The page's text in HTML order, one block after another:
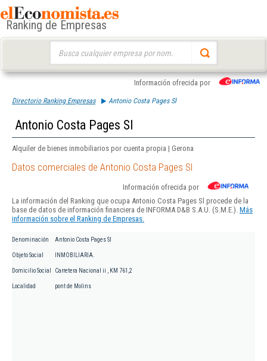
Ranking de Empresas
Información ofrecida por
Directorio Ranking Empresas Antonio Costa Pages Sl
Antonio Costa Pages Sl
Alquiler de bienes inmobiliarios por cuenta propia | Gerona
Datos comerciales de Antonio Costa Pages Sl
Información ofrecida por
La información del Ranking que ocupa Antonio Costa Pages Sl procede de la
base de datos de información financiera de INFORMA D&B S.A.U. (S.M.E.). Más
información sobre el Ranking de Empresas.
Denominación Antonio Costa Pages Sl
Objeto Social INMOBILIARIA.
Domicilio Social Carretera Nacional ii , KM 761,2
Localidad pont de Molins